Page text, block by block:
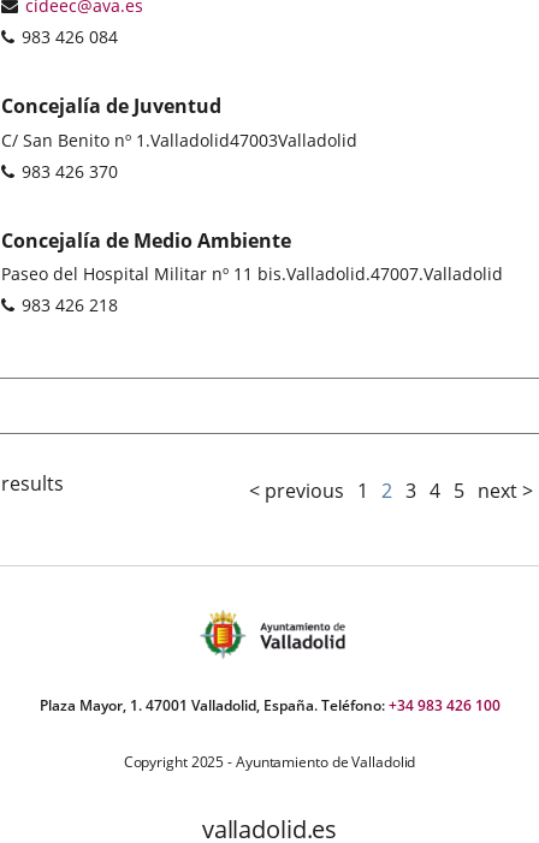
cideec@ava.es
Phones
983 426 084
Concejalía de Juventud
Postal
address
C/ San Benito nº 1.Valladolid47003Valladolid
Phones
983 426 370
Concejalía de Medio Ambiente
Postal
address
Paseo del Hospital Militar nº 11 bis.Valladolid.47007.Valladolid
Phones
983 426 218
< previous 1 2 3 4 5 next >
Plaza Mayor, 1. 47001 Valladolid, España. Teléfono:+34 983 426 100
Copyright 2025 - Ayuntamiento de Valladolid
valladolid.es